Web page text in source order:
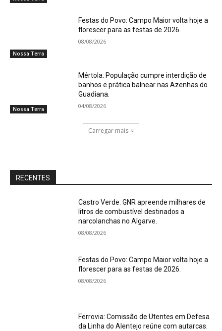
Nossa Terra
Festas do Povo: Campo Maior volta hoje a
florescer para as festas de 2026.
08/08/2026
Nossa Terra
Mértola: População cumpre interdição de
banhos e prática balnear nas Azenhas do
Guadiana.
04/08/2026
Carregar mais
RECENTES
Castro Verde: GNR apreende milhares de
litros de combustível destinados a
narcolanchas no Algarve.
08/08/2026
Festas do Povo: Campo Maior volta hoje a
florescer para as festas de 2026.
08/08/2026
Ferrovia: Comissão de Utentes em Defesa
da Linha do Alentejo reúne com autarcas.